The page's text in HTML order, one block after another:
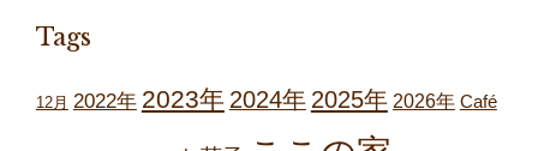
Tags
12月 2022年 2023年 2024年 2025年 2026年 Café